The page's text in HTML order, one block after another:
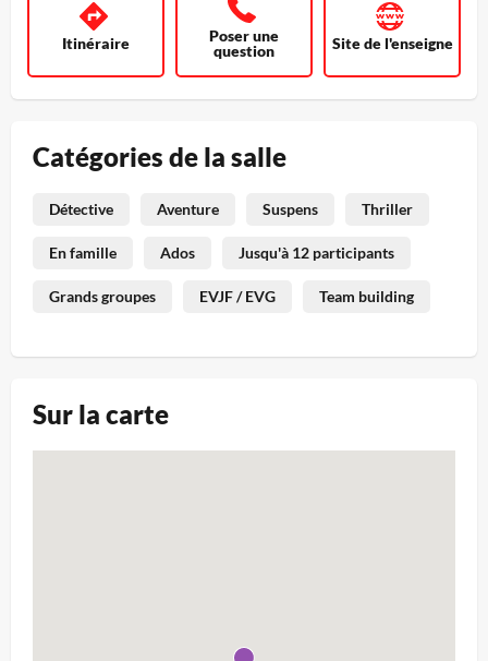
Itinéraire
Poser une
question
Site de l'enseigne
Catégories de la salle
Détective Aventure Suspens Thriller
En famille Ados Jusqu'à 12 participants
Grands groupes EVJF / EVG Team building
Sur la carte